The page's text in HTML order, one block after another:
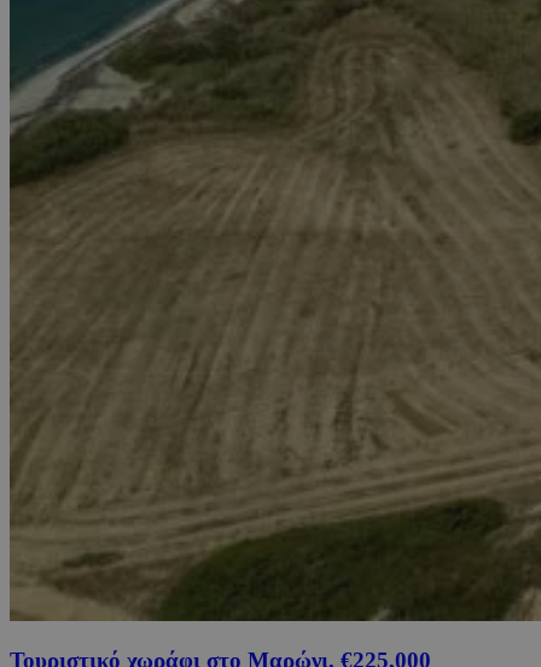
Τουριστικό χωράφι στο Μαρώνι, €225,000